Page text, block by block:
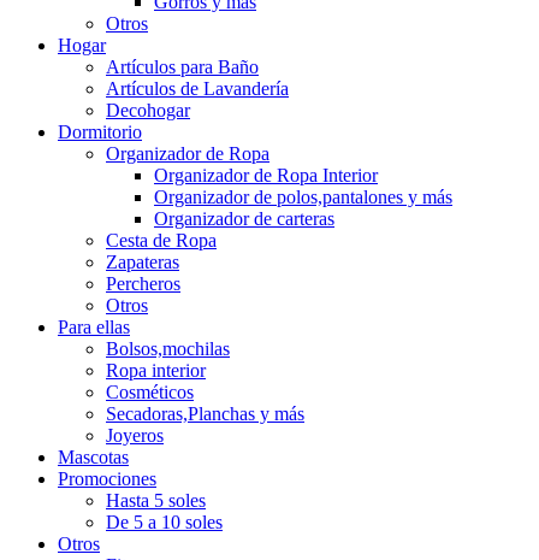
Otros
Hogar
Artículos para Baño
Artículos de Lavandería
Decohogar
Dormitorio
Organizador de Ropa
Organizador de Ropa Interior
Organizador de polos,pantalones y más
Organizador de carteras
Cesta de Ropa
Zapateras
Percheros
Otros
Para ellas
Bolsos,mochilas
Ropa interior
Cosméticos
Secadoras,Planchas y más
Joyeros
Mascotas
Promociones
Hasta 5 soles
De 5 a 10 soles
Otros